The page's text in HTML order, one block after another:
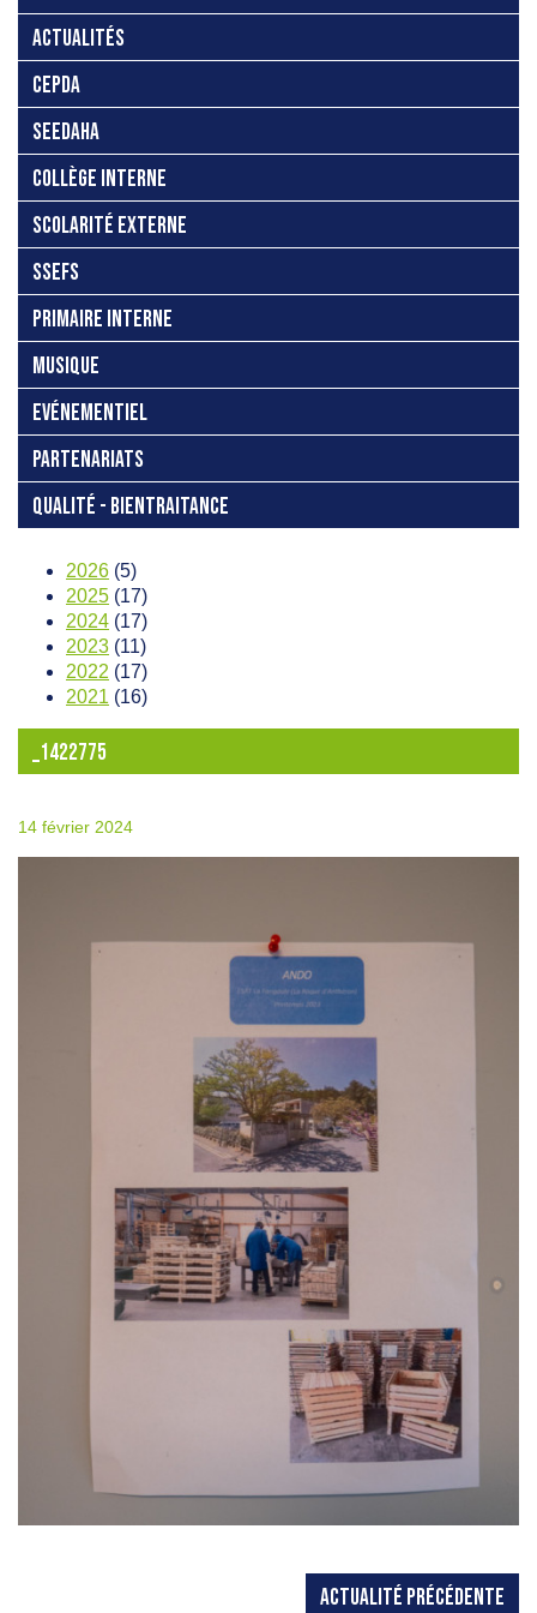
ACTUALITÉS
CEPDA
SEEDAHA
COLLÈGE INTERNE
SCOLARITÉ EXTERNE
SSEFS
PRIMAIRE INTERNE
MUSIQUE
EVÉNEMENTIEL
PARTENARIATS
QUALITÉ - BIENTRAITANCE
2026 (5)
2025 (17)
2024 (17)
2023 (11)
2022 (17)
2021 (16)
_1422775
14 février 2024
ACTUALITÉ PRÉCÉDENTE